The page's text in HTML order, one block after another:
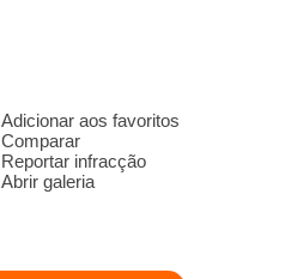
Adicionar aos favoritos
Comparar
Reportar infracção
Abrir galeria